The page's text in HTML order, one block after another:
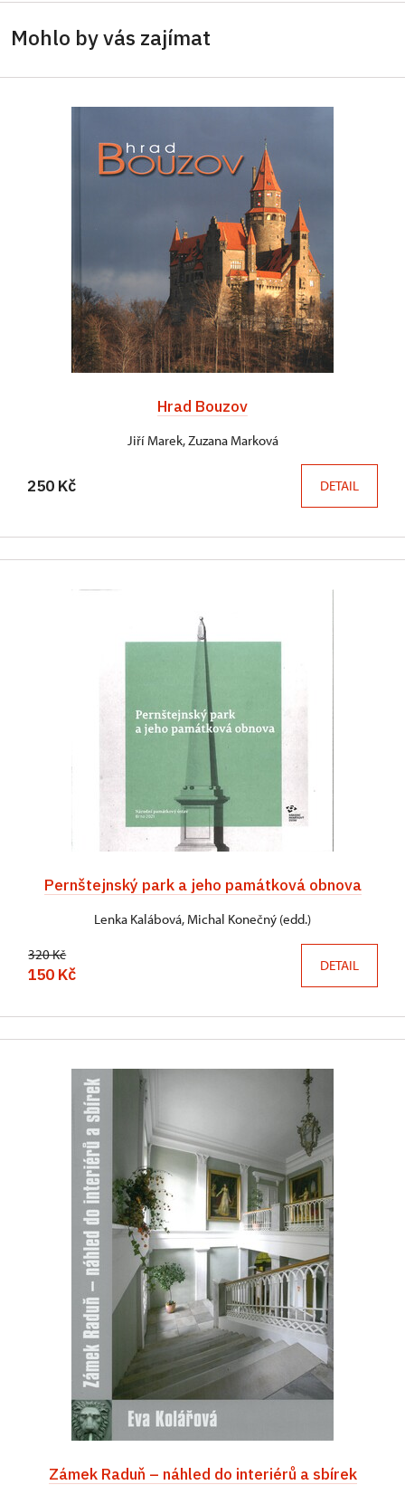
Mohlo by vás zajímat
Hrad Bouzov
Jiří Marek, Zuzana Marková
250 Kč DETAIL
Pernštejnský park a jeho památková obnova
Lenka Kalábová, Michal Konečný (edd.)
320 Kč
150 Kč DETAIL
Zámek Raduň – náhled do interiérů a sbírek